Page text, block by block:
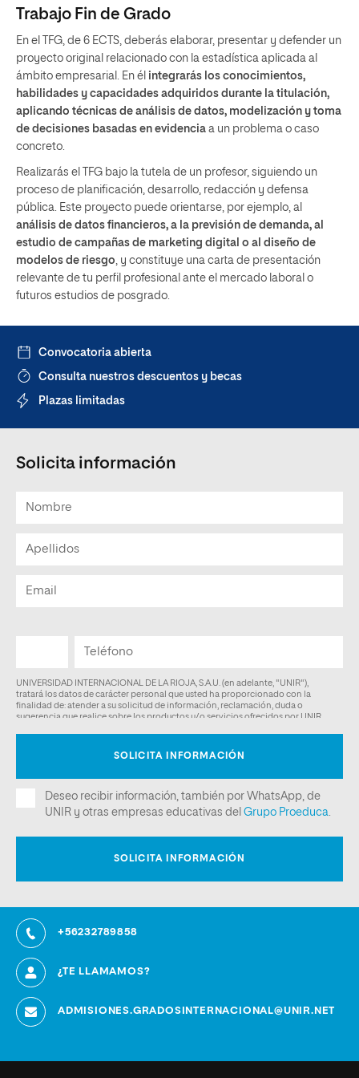
Trabajo Fin de Grado
En el TFG, de 6 ECTS, deberás elaborar, presentar y defender un
proyecto original relacionado con la estadística aplicada al
ámbito empresarial. En él integrarás los conocimientos,
habilidades y capacidades adquiridos durante la titulación,
aplicando técnicas de análisis de datos, modelización y toma
de decisiones basadas en evidencia a un problema o caso
concreto.
Realizarás el TFG bajo la tutela de un profesor, siguiendo un
proceso de planificación, desarrollo, redacción y defensa
pública. Este proyecto puede orientarse, por ejemplo, al
análisis de datos financieros, a la previsión de demanda, al
estudio de campañas de marketing digital o al diseño de
modelos de riesgo, y constituye una carta de presentación
relevante de tu perfil profesional ante el mercado laboral o
futuros estudios de posgrado.
Convocatoria abierta
Consulta nuestros descuentos y becas
Plazas limitadas
Solicita información
+56232789858
¿TE LLAMAMOS?
ADMISIONES.GRADOSINTERNACIONAL@UNIR.NET